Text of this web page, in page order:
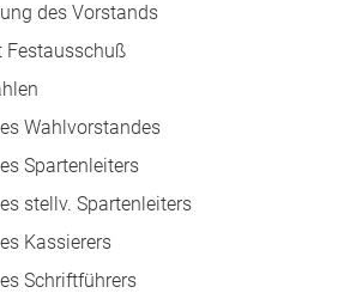
Vorstands
Spartenleiters